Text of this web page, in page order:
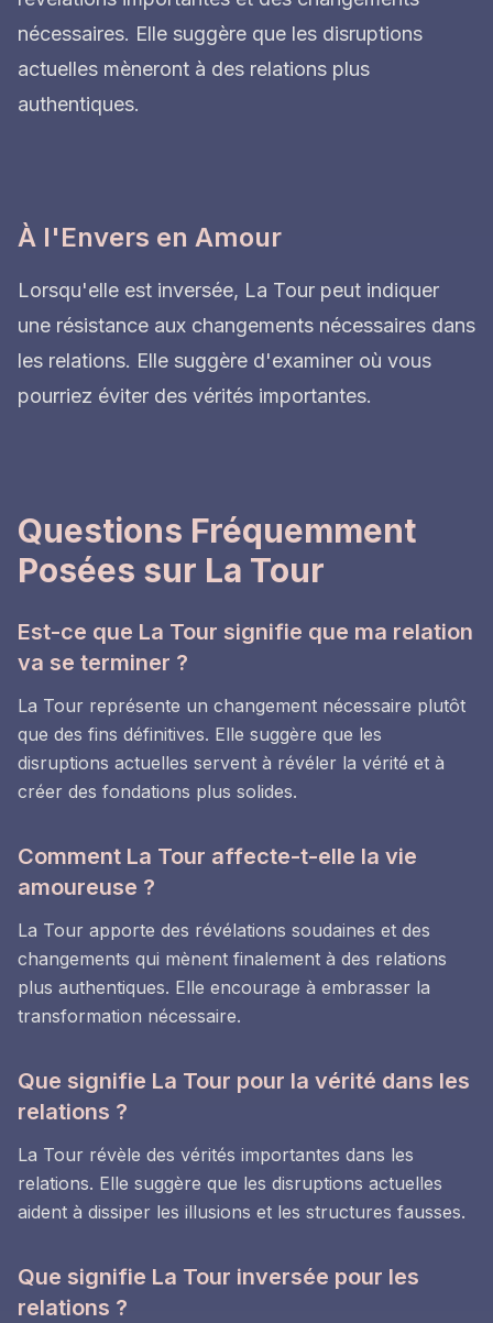
nécessaires. Elle suggère que les disruptions
actuelles mèneront à des relations plus
authentiques.
À l'Envers en Amour
Lorsqu'elle est inversée, La Tour peut indiquer
une résistance aux changements nécessaires dans
les relations. Elle suggère d'examiner où vous
pourriez éviter des vérités importantes.
Questions Fréquemment
Posées sur La Tour
Est-ce que La Tour signifie que ma relation
va se terminer ?
La Tour représente un changement nécessaire plutôt
que des fins définitives. Elle suggère que les
disruptions actuelles servent à révéler la vérité et à
créer des fondations plus solides.
Comment La Tour affecte-t-elle la vie
amoureuse ?
La Tour apporte des révélations soudaines et des
changements qui mènent finalement à des relations
plus authentiques. Elle encourage à embrasser la
transformation nécessaire.
Que signifie La Tour pour la vérité dans les
relations ?
La Tour révèle des vérités importantes dans les
relations. Elle suggère que les disruptions actuelles
aident à dissiper les illusions et les structures fausses.
Que signifie La Tour inversée pour les
relations ?